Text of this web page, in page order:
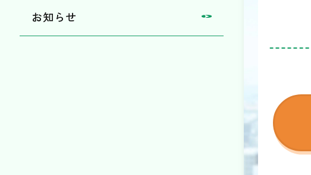
お知らせ